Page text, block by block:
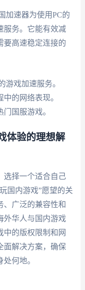
加速器为使用PC的
服务。它能有效减
要高速稳定连接的
游戏加速服务。
的网络表现。
国服游戏。
体验的理想解
选择一个适合自己
国内游戏”愿望的关
、广泛的兼容性和
外华人与国内游戏
中的版权限制和网
面解决方案，确保
何地。